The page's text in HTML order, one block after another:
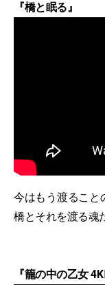
『橋と眠る』
今はもう渡ること
橋とそれを渡る魂
『籠の中の乙女